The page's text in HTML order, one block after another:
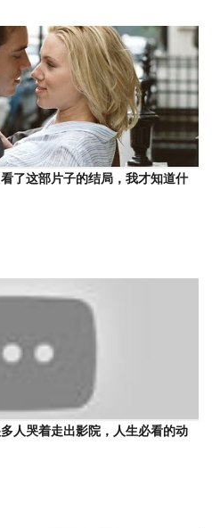
了这部片子的结局，我才知道什
人哭着走出影院，人生必看的动